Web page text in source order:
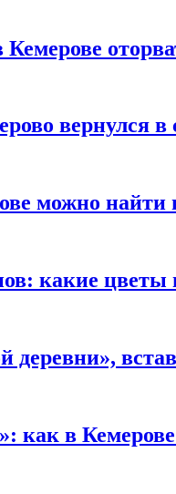
можно найти
какие цветы
как в